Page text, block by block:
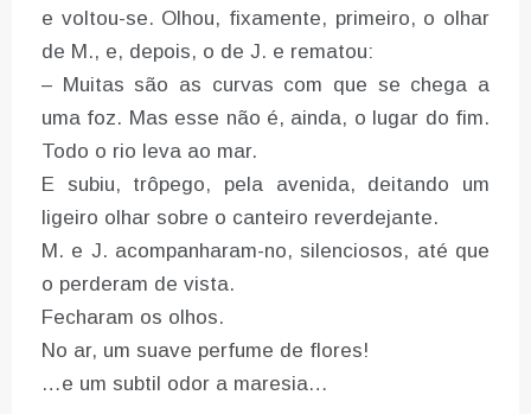
e voltou-se. Olhou, fixamente, primeiro, o olhar
de M., e, depois, o de J. e rematou:
– Muitas são as curvas com que se chega a
uma foz. Mas esse não é, ainda, o lugar do fim.
Todo o rio leva ao mar.
E subiu, trôpego, pela avenida, deitando um
ligeiro olhar sobre o canteiro reverdejante.
M. e J. acompanharam-no, silenciosos, até que
o perderam de vista.
Fecharam os olhos.
No ar, um suave perfume de flores!
…e um subtil odor a maresia…